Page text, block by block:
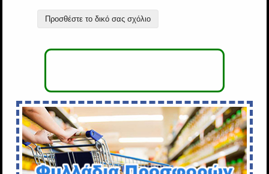
Προσθέστε το δικό σας σχόλιο